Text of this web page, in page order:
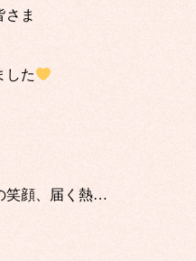
さま
した
笑顔、届く熱…